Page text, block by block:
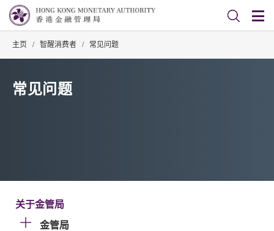
主页 / 智醒消费者 / 常见问题
常见问题
关于金管局
金管局